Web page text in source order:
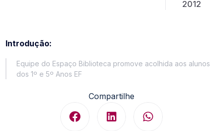
2012
Introdução:
Equipe do Espaço Biblioteca promove acolhida aos alunos
dos 1º e 5º Anos EF
Compartilhe